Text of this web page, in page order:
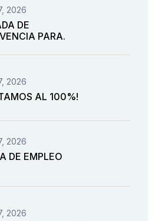
2026
DE
PARA.
2026
AL 100%!
2026
DE EMPLEO
2026